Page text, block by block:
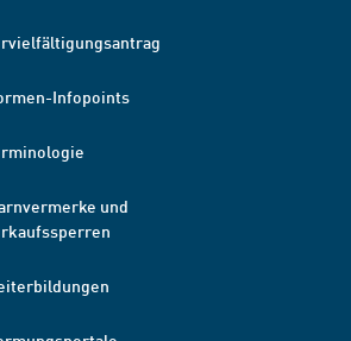
Infopoints
und